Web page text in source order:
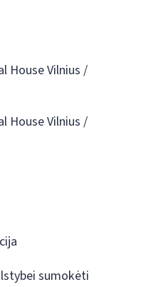
House Vilnius /
House Vilnius /
sumokėti